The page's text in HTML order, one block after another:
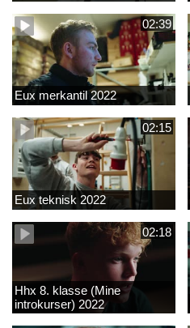
02:39
Eux merkantil 2022
02:15
Eux teknisk 2022
02:18
Hhx 8. klasse (Mine
introkurser) 2022